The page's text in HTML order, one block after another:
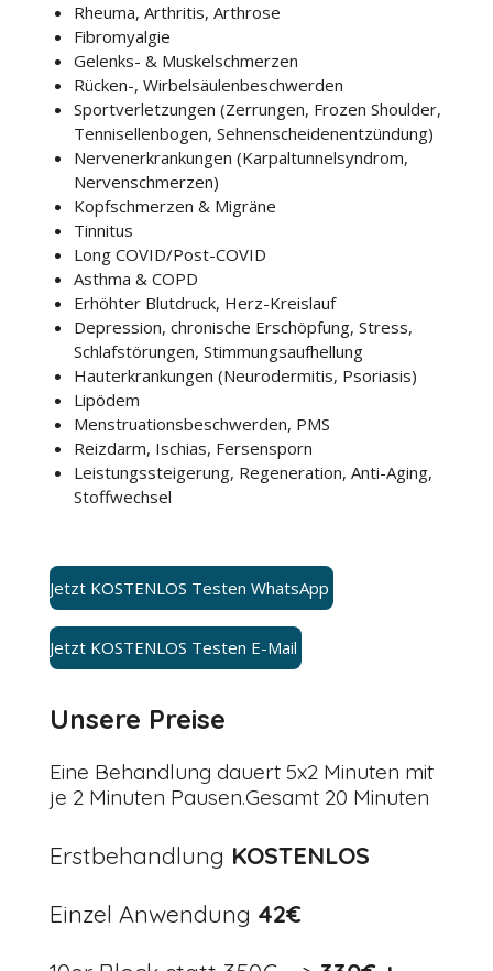
Rheuma, Arthritis, Arthrose
Fibromyalgie
Gelenks- & Muskelschmerzen
Rücken-, Wirbelsäulenbeschwerden
Sportverletzungen (Zerrungen, Frozen Shoulder,
Tennisellenbogen, Sehnenscheidenentzündung)
Nervenerkrankungen (Karpaltunnelsyndrom,
Nervenschmerzen)
Kopfschmerzen & Migräne
Tinnitus
Long COVID/Post-COVID
Asthma & COPD
Erhöhter Blutdruck, Herz-Kreislauf
Depression, chronische Erschöpfung, Stress,
Schlafstörungen, Stimmungsaufhellung
Hauterkrankungen (Neurodermitis, Psoriasis)
Lipödem
Menstruationsbeschwerden, PMS
Reizdarm, Ischias, Fersensporn
Leistungssteigerung, Regeneration, Anti-Aging,
Stoffwechsel
Jetzt KOSTENLOS Testen WhatsApp
Jetzt KOSTENLOS Testen E-Mail
Unsere Preise
Eine Behandlung dauert 5x2 Minuten mit
je 2 Minuten Pausen.Gesamt 20 Minuten
Erstbehandlung KOSTENLOS
Einzel Anwendung 42€